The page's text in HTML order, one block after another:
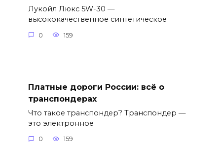
Лукойл Люкс 5W-30 —
высококачественное синтетическое
0 159
Платные дороги России: всё о
транспондерах
Что такое транспондер? Транспондер —
это электронное
0 159